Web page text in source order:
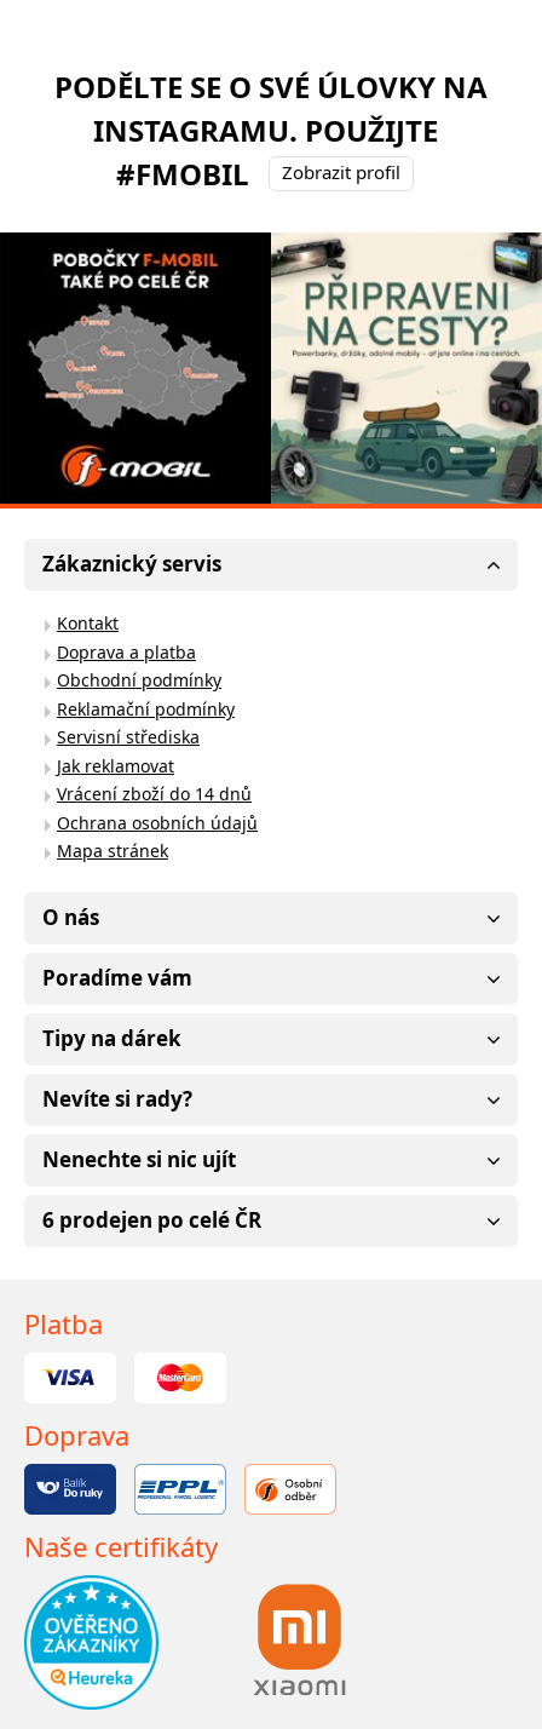
PODĚLTE SE O SVÉ ÚLOVKY NA
INSTAGRAMU. POUŽIJTE
#FMOBIL
Zobrazit profil
Zákaznický servis
Kontakt
Doprava a platba
Obchodní podmínky
Reklamační podmínky
Servisní střediska
Jak reklamovat
Vrácení zboží do 14 dnů
Ochrana osobních údajů
Mapa stránek
O nás
Poradíme vám
Tipy na dárek
Nevíte si rady?
Nenechte si nic ujít
6 prodejen po celé ČR
Platba
Doprava
Naše certifikáty